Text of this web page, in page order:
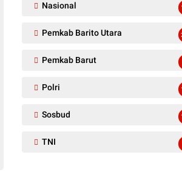
Nasional
Pemkab Barito Utara
Pemkab Barut
Polri
Sosbud
TNI